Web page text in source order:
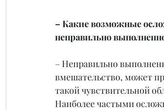
– Какие возможные
неправильно
– Неправильно
вмешательство, может
такой чувствительной
Наиболее частыми